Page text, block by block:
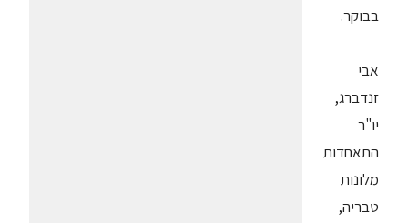
בבוקר.
אבי
זנדברג,
יו"ר
התאחדות
מלונות
טבריה,